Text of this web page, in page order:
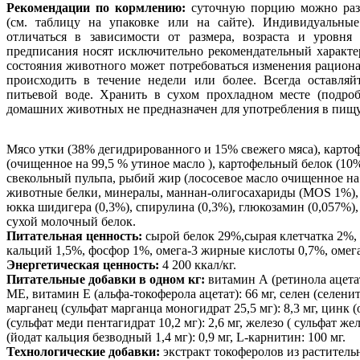
Рекомендации по кормлению: суточную порцию можно
(см. таблицу на упаковке или на сайте).
отличаться в зависимости от размера, возраста и
предписания носят исключительно рекомендательный
состояния животного может потребоваться изменения
происходить в течение недели или более. Всегда
питьевой воде. Хранить в сухом прохладном месте
домашних животных не предназначен для употребления в
Мясо утки (38% дегидрированного и 15% свежего мяса),
(очищенное на 99,5 % утиное масло ), картофельный белок
свекольный пульпа, рыбий жир (лососевое масло очищенное
животные белки, минералы, маннан-олигосахариды (MOS
юкка шидигера (0,3%), спирулина (0,3%), глюкозамин
сухой молочный белок.
Питательная ценность: сырой белок 29%,сырая клетчатка
кальций 1,5%, фосфор 1%, омега-3 жирные кислоты 0,7%,
Энергетическая ценность: 4 200 ккал/кг.
Питательные добавки в одном кг: витамин А (ретинола
МЕ, витамин Е (альфа-токоферола ацетат): 66 мг, селен
марганец (сульфат марганца моногидрат 25,5 мг): 8,3 мг, цинк
(сульфат меди пентагидрат 10,2 мг): 2,6 мг, железо ( сульфат
(йодат кальция безводный 1,4 мг): 0,9 мг, L-карнитин: 100 мг.
Технологические добавки: экстракт токоферолов из